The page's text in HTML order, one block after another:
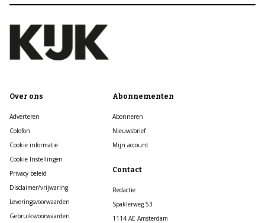
Over ons
Adverteren
Colofon
Cookie informatie
Cookie Instellingen
Privacy beleid
Disclaimer/vrijwaring
Leveringsvoorwaarden
Gebruiksvoorwaarden
Abonnementen
Abonneren
Nieuwsbrief
Mijn account
Contact
Redactie
Spaklerweg 53
1114 AE Amsterdam